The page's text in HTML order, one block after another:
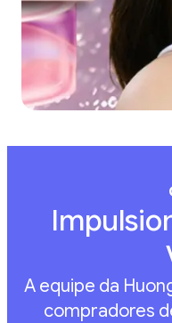
A equipe da
compradores